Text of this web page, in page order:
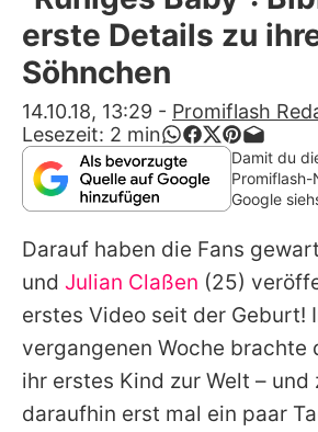
Alle Themen auf
App
Team
Redaktionelle
Impressum
Utiq verwalten
erste Details zu
Söhnchen
14.10.18, 13:29 - Promiflash
Lesezeit: 2 min
Damit du
Google
Darauf haben die Fans
und Julian Claßen (25)
erstes Video seit der Geburt!
vergangenen Woche brachte
ihr erstes Kind zur Welt – und
daraufhin erst mal ein paar